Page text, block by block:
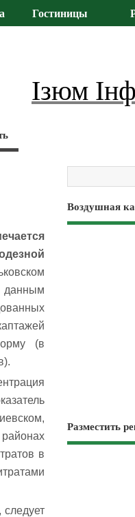
Гостиницы
Ізюм
данным
(в
в
Воздушная
Разместить